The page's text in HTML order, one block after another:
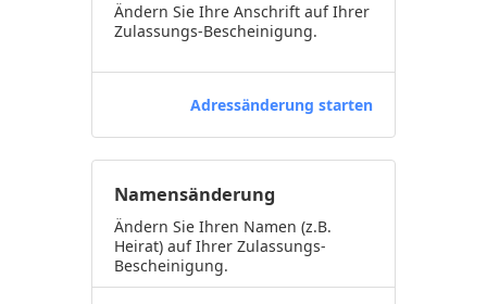
Ändern Sie Ihre Anschrift auf Ihrer
Zulassungs-Bescheinigung.
Adressänderung starten
Namensänderung
Ändern Sie Ihren Namen (z.B.
Heirat) auf Ihrer Zulassungs-
Bescheinigung.